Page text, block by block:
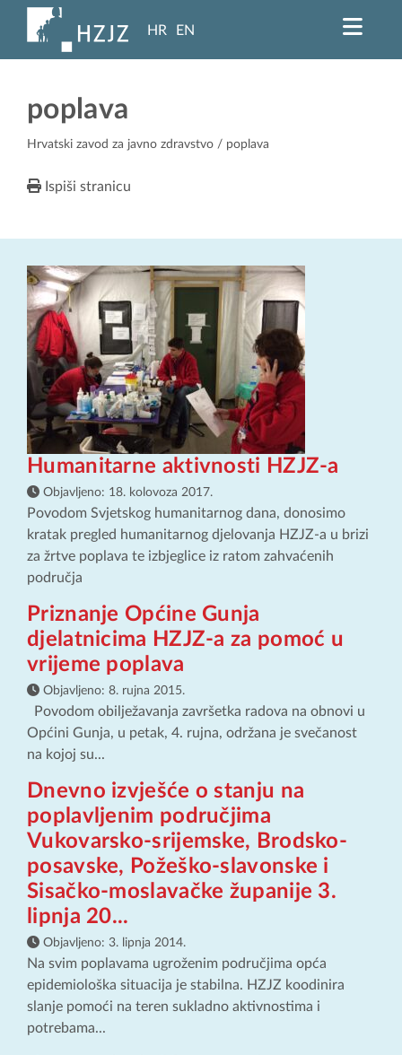
HR EN
poplava
Hrvatski zavod za javno zdravstvo / poplava
Ispiši stranicu
Humanitarne aktivnosti HZJZ-a
Objavljeno: 18. kolovoza 2017.
Povodom Svjetskog humanitarnog dana, donosimo
kratak pregled humanitarnog djelovanja HZJZ-a u brizi
za žrtve poplava te izbjeglice iz ratom zahvaćenih
područja
Priznanje Općine Gunja
djelatnicima HZJZ-a za pomoć u
vrijeme poplava
Objavljeno: 8. rujna 2015.
Povodom obilježavanja završetka radova na obnovi u
Općini Gunja, u petak, 4. rujna, održana je svečanost
na kojoj su...
Dnevno izvješće o stanju na
poplavljenim područjima
Vukovarsko-srijemske, Brodsko-
posavske, Požeško-slavonske i
Sisačko-moslavačke županije 3.
lipnja 20...
Objavljeno: 3. lipnja 2014.
Na svim poplavama ugroženim područjima opća
epidemiološka situacija je stabilna. HZJZ koodinira
slanje pomoći na teren sukladno aktivnostima i
potrebama...